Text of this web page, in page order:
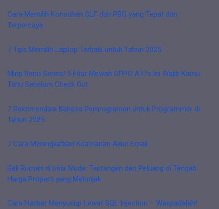
Cara Memilih Konsultan SLF dan PBG yang Tepat dan
Terpercaya
7 Tips Memilih Laptop Terbaik untuk Tahun 2025
Mirip Reno Series! 5 Fitur Mewah OPPO A77s Ini Wajib Kamu
Tahu Sebelum Check Out
7 Rekomendasi Bahasa Pemrograman untuk Programmer di
Tahun 2025
7 Cara Meningkatkan Keamanan Akun Email
Beli Rumah di Usia Muda: Tantangan dan Peluang di Tengah
Harga Properti yang Melonjak
Cara Hacker Menyusup Lewat SQL Injection – Waspadalah!